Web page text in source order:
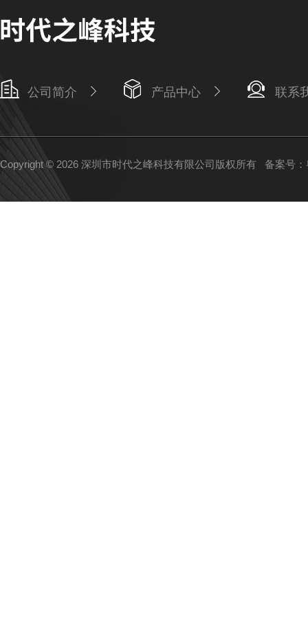
公司简介 产品中心 联系
Copyright © 2026 深圳市时代之峰科技有限公司版权所有 备案号